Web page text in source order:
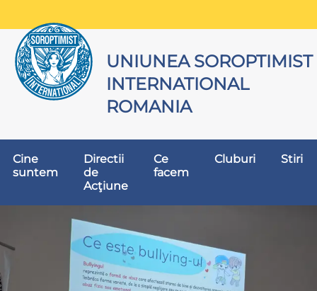
UNIUNEA SOROPTIMIST
INTERNATIONAL
ROMANIA
Cine
suntem
Directii
de
Acţiune
Ce
facem
Cluburi Stiri